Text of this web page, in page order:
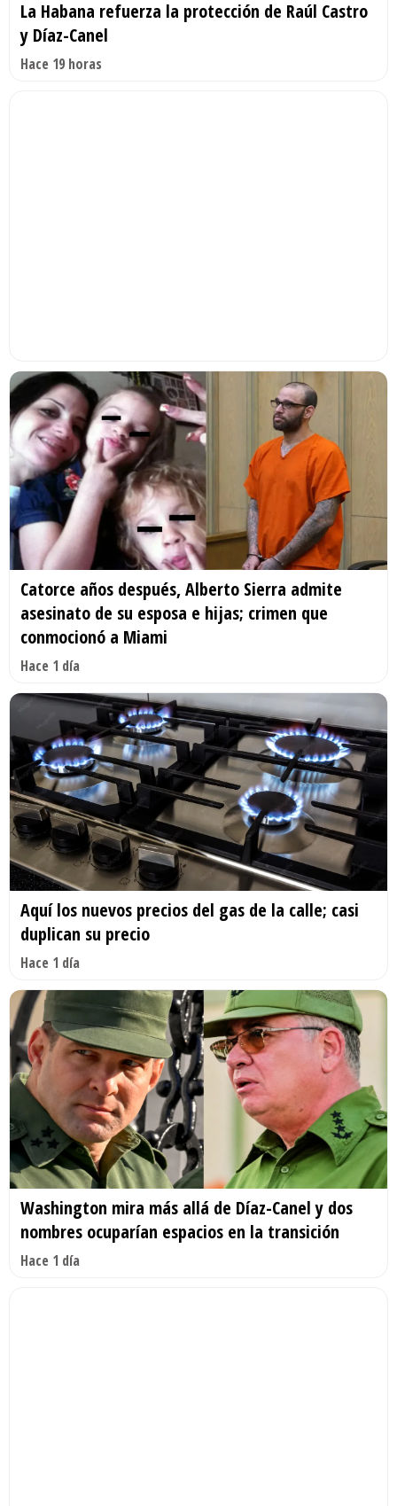
La Habana refuerza la protección de Raúl Castro
y Díaz-Canel
Hace 19 horas
Catorce años después, Alberto Sierra admite
asesinato de su esposa e hijas; crimen que
conmocionó a Miami
Hace 1 día
Aquí los nuevos precios del gas de la calle; casi
duplican su precio
Hace 1 día
Washington mira más allá de Díaz-Canel y dos
nombres ocuparían espacios en la transición
Hace 1 día